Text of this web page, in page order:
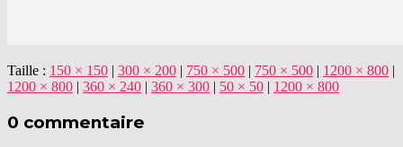
Taille : 150 × 150 | 300 × 200 | 750 × 500 | 750 × 500 | 1200 × 800 |
1200 × 800 | 360 × 240 | 360 × 300 | 50 × 50 | 1200 × 800
0 commentaire